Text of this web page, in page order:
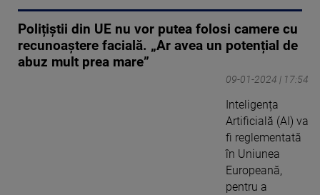
Polițiștii din UE nu vor putea folosi camere cu
recunoaștere facială. „Ar avea un potențial de
abuz mult prea mare”
09-01-2024 | 17:54
Inteligența
Artificială (AI) va
fi reglementată
în Uniunea
Europeană,
pentru a